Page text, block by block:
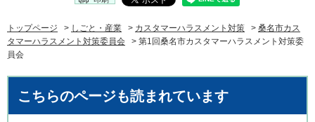
トップページ > しごと・産業 > カスタマーハラスメント対策 > 桑名市カス
タマーハラスメント対策委員会
> 第1回桑名市カスタマーハラスメント対策委
員会
こちらのページも読まれています